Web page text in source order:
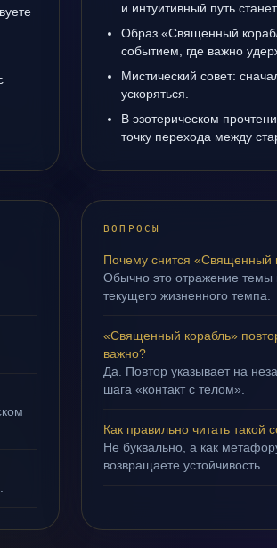
и интуитивный путь
Образ «Священный
событием, где важно
Мистический совет:
ускоряться.
В эзотерическом
точку перехода между
ВОПРОСЫ
Почему снится «Священный
Обычно это отражение темы
текущего жизненного темпа.
«Священный корабль»
важно?
Да. Повтор указывает на
шага «контакт с телом».
Как правильно читать такой
Не буквально, а как
возвращаете устойчивость.